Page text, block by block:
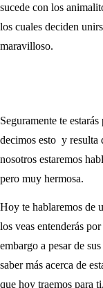
sucede con los
los cuales deciden
maravilloso.
Seguramente te
decimos esto y resulta
nosotros estaremos
pero muy hermosa.
Hoy te hablaremos de
los veas entenderás
embargo a pesar de
saber más acerca de
que hoy traemos para ti.